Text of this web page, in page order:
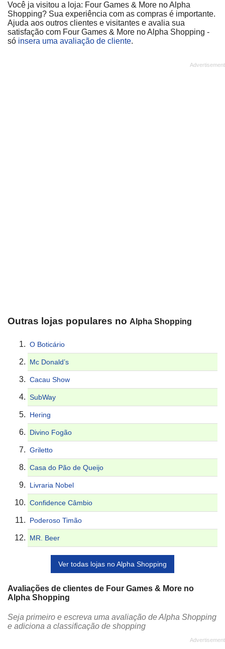
Você ja visitou a loja: Four Games & More no Alpha
Shopping? Sua experiência com as compras é importante.
Ajuda aos outros clientes e visitantes e avalia sua
satisfação com Four Games & More no Alpha Shopping -
só insera uma avaliação de cliente.
Outras lojas populares no Alpha Shopping
O Boticário
Mc Donald’s
Cacau Show
SubWay
Hering
Divino Fogão
Griletto
Casa do Pão de Queijo
Livraria Nobel
Confidence Câmbio
Poderoso Timão
MR. Beer
Ver todas lojas no Alpha Shopping
Avaliações de clientes de Four Games & More no
Alpha Shopping
Seja primeiro e escreva uma avaliação de Alpha Shopping
e adiciona a classificação de shopping